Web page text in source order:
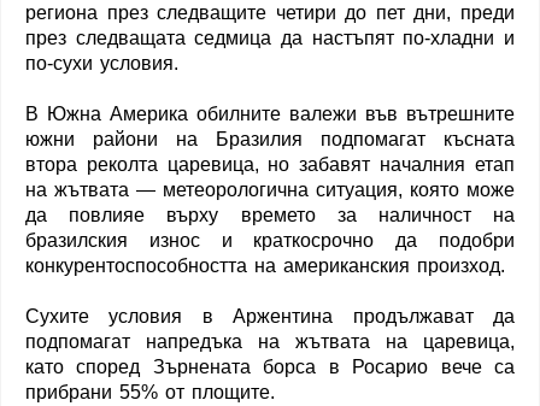
региона през следващите четири до пет дни, преди
през следващата седмица да настъпят по-хладни и
по-сухи условия.
В Южна Америка обилните валежи във вътрешните
южни райони на Бразилия подпомагат късната
втора реколта царевица, но забавят началния етап
на жътвата — метеорологична ситуация, която може
да повлияе върху времето за наличност на
бразилския износ и краткосрочно да подобри
конкурентоспособността на американския произход.
Сухите условия в Аржентина продължават да
подпомагат напредъка на жътвата на царевица,
като според Зърнената борса в Росарио вече са
прибрани 55% от площите.